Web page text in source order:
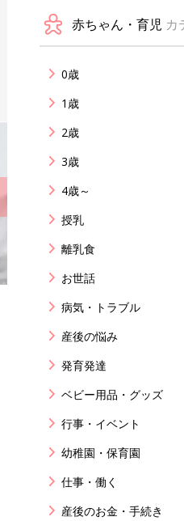
赤ちゃん・育児 カ
0歳
1歳
2歳
3歳
4歳～
授乳
離乳食
お世話
病気・トラブル
産後の悩み
発育発達
ベビー用品・グッズ
行事・イベント
幼稚園・保育園
仕事・働く
産後のお金・手続き